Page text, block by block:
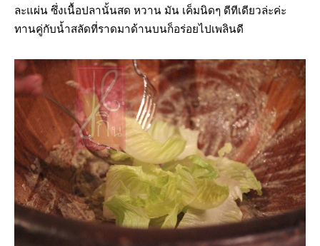
ละแผ่น ซึ่งเนื้อปลานั้นสด หวาน มัน เค็มนิดๆ ดีทีเดียวล่ะค่ะ
ทานคู่กับน้ำสลัดที่ราดมาด้านบนก็อร่อยไปเพลินดี